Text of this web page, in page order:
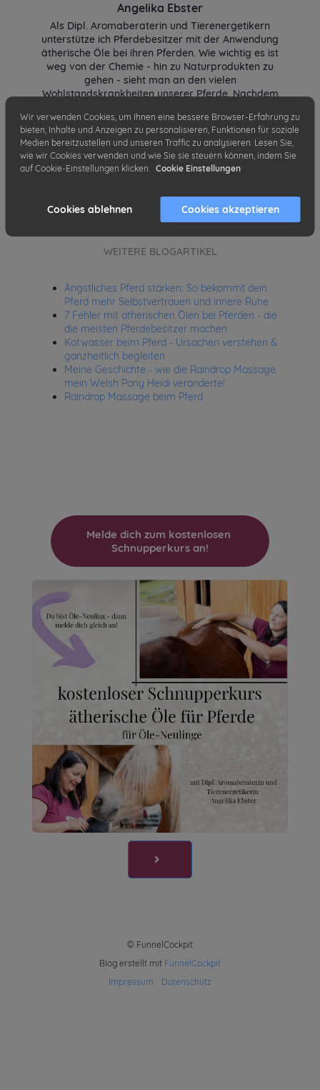
Angelika Ebster
Als Dipl. Aromaberaterin und Tierenergetikern
unterstütze ich Pferdebesitzer mit der Anwendung
ätherische Öle bei ihren Pferden. Wie wichtig es ist
weg von der Chemie - hin zu Naturprodukten zu
gehen - sieht man an den vielen
Wohlstandskrankheiten unserer Pferde. Nachdem
Naturprodukte die Möglichkeit sein Pferd präventiv
zu unterstützen.
WEITERE BLOGARTIKEL
Ängstliches Pferd stärken: So bekommt dein
Pferd mehr Selbstvertrauen und innere Ruhe
7 Fehler mit ätherischen Ölen bei Pferden - die
die meisten Pferdebesitzer machen
Kotwasser beim Pferd - Ursachen verstehen &
ganzheitlich begleiten
Meine Geschichte - wie die Raindrop Massage
mein Welsh Pony Heidi veränderte!
Raindrop Massage beim Pferd
Melde dich zum kostenlosen
Schnupperkurs an!
© FunnelCockpit
Blog erstellt mit FunnelCockpit
Impressum
Datenschutz
Wir verwenden Cookies, um Ihnen eine bessere Browser-Erfahrung zu
bieten, Inhalte und Anzeigen zu personalisieren, Funktionen für soziale
Medien bereitzustellen und unseren Traffic zu analysieren. Lesen Sie,
wie wir Cookies verwenden und wie Sie sie steuern können, indem Sie
auf Cookie-Einstellungen klicken. Cookie Einstellungen
Cookies ablehnen Cookies akzeptieren